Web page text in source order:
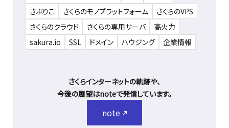
さぶりこ
さくらのモノプラットフォーム
さくらのVPS
さくらのクラウド
さくらの専用サーバ
高火力
sakura.io
SSL ドメイン ハウジング 企業情報
さくらインターネットの軌跡や、
今後の展望はnoteで発信しています。
note